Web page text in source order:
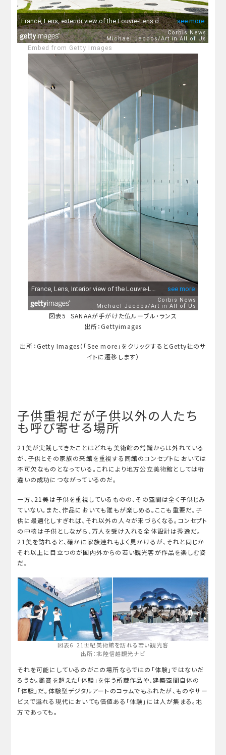
Embed from Getty Images
図表5 SANAAが手がけた仏ルーブル・ランス
出所：Gettyimages
出所：Getty Images（「See more」をクリックするとGetty社のサ
イトに遷移します）
子供重視だが子供以外の人たち
も呼び寄せる場所
21美が実践してきたことはどれも美術館の常識からは外れている
が、子供とその家族の来館を重視する同館のコンセプトにおいては
不可欠なものとなっている。これにより地方公立美術館としては桁
違いの成功につながっているのだ。
一方、21美は子供を重視しているものの、その空間は全く子供じみ
ていない。また、作品においても誰もが楽しめる。ここも重要だ。子
供に最適化しすぎれば、それ以外の人々が来づらくなる。コンセプト
の中核は子供としながら、万人を受け入れる全体設計は秀逸だ。
21美を訪れると、確かに家族連れもよく見かけるが、それと同じか
それ以上に目立つのが国内外からの若い観光客が作品を楽しむ姿
だ。
図表6 21世紀美術館を訪れる若い観光客
出所：北陸信越観光ナビ
それを可能にしているのがこの場所ならではの「体験」ではないだ
ろうか。鑑賞を超えた「体験」を伴う所蔵作品や、建築空間自体の
「体験」だ。体験型デジタルアートのコラムでもふれたが、ものやサー
ビスで溢れる現代においても価値ある「体験」には人が集まる。地
方であっても。